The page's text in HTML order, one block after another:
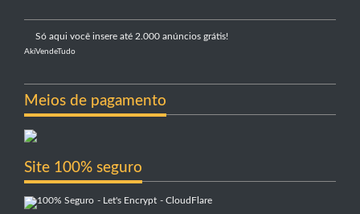
Só aqui você insere até 2.000 anúncios grátis!
AkiVendeTudo
Meios de pagamento
Site 100% seguro